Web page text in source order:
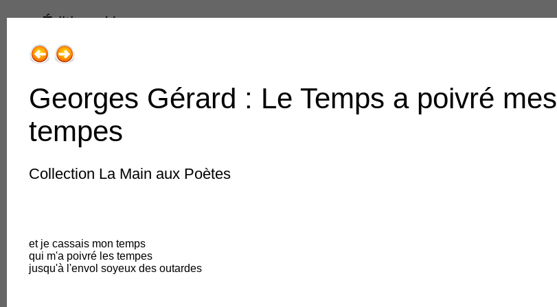
Éditions Henry
3.Jeune public
4.Régions de France
Georges Gérard : Le Temps a poivré mes
tempes
Collection La Main aux Poètes
et je cassais mon temps
qui m'a poivré les tempes
jusqu'à l'envol soyeux des outardes